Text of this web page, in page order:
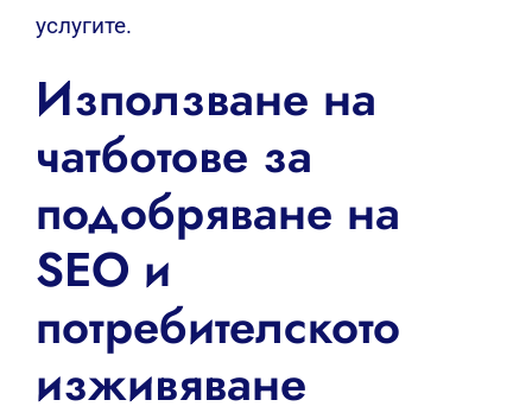
услугите.
Използване на
чатботове за
подобряване на
SEO и
потребителското
изживяване